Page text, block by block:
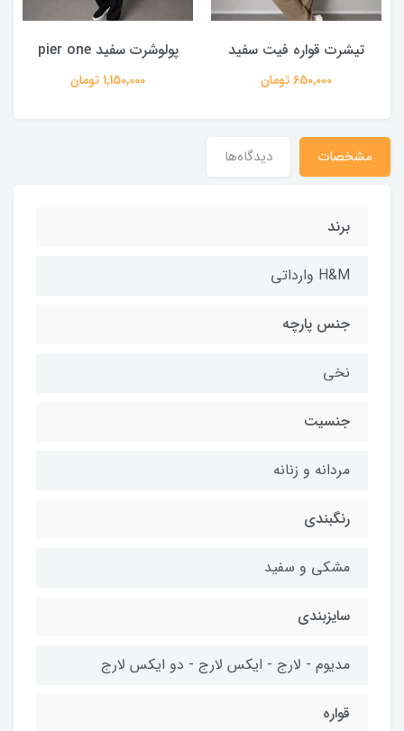
تیشرت قواره فیت سفید
650,000 تومان
پولوشرت سفید pier one
1,150,000 تومان
مشخصات دیدگاه‌ها
برند
H&M وارداتی
جنس پارچه
نخی
جنسیت
مردانه و زنانه
رنگبندی
مشکی و سفید
سایزبندی
مدیوم - لارج - ایکس لارج - دو ایکس لارج
قواره